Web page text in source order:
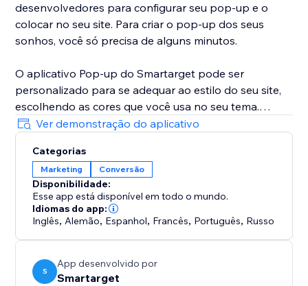
desenvolvedores para configurar seu pop-up e o
colocar no seu site. Para criar o pop-up dos seus
sonhos, você só precisa de alguns minutos.
O aplicativo Pop-up do Smartarget pode ser
personalizado para se adequar ao estilo do seu site,
escolhendo as cores que você usa no seu tema.
Escolha uma imagem relevante para ser exibida com
o pop-up para ajudar a chamar mais a atenção dos
clientes.
O Pop-up funciona tanto no desktop quanto nos
dispositivos móveis, por isso pode ter a certeza de
que os seus clientes verão em qualquer tipo de
dispositivo que estiverem usando.
Ver demonstração do aplicativo
Categorias
Marketing Conversão
Disponibilidade:
Esse app está disponível em todo o mundo.
Idiomas do app:
Inglês, Alemão, Espanhol, Francês, Português, Russo
S
App desenvolvido por
Smartarget